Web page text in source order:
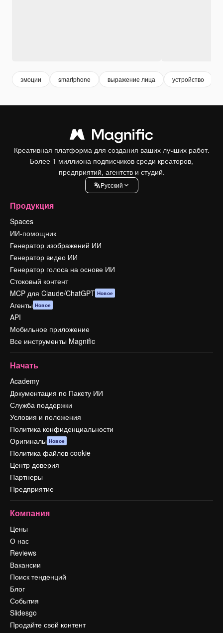
эмоции smartphone выражение лица устройство
Креативная платформа для создания ваших лучших работ.
Более 1 миллиона подписчиков среди креаторов,
предприятий, агентств и студий.
Pусский
Продукция
Spaces
ИИ-помощник
Генератор изображений ИИ
Генератор видео ИИ
Генератор голоса на основе ИИ
Стоковый контент
MCP для Claude/ChatGPT Новое
Агенты Новое
API
Мобильное приложение
Все инструменты Magnific
Начать
Academy
Документация по Пакету ИИ
Служба поддержки
Условия и положения
Политика конфиденциальности
Оригиналы Новое
Политика файлов cookie
Центр доверия
Партнеры
Предприятие
Компания
Цены
О нас
Reviews
Вакансии
Поиск тенденций
Блог
События
Slidesgo
Продайте свой контент